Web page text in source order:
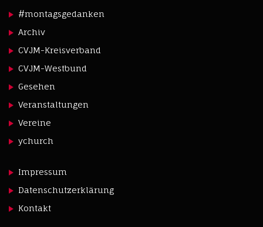
#montagsgedanken
Archiv
CVJM-Kreisverband
CVJM-Westbund
Gesehen
Veranstaltungen
Vereine
ychurch
Impressum
Datenschutzerklärung
Kontakt